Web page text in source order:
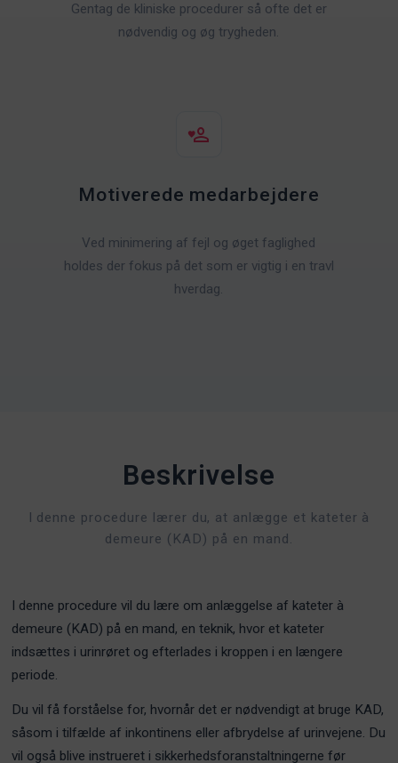
Gentag de kliniske procedurer så ofte det er
nødvendig og øg trygheden.
Motiverede medarbejdere
Ved minimering af fejl og øget faglighed
holdes der fokus på det som er vigtig i en travl
hverdag.
Beskrivelse
I denne procedure lærer du, at anlægge et kateter à
demeure (KAD) på en mand.
I denne procedure vil du lære om anlæggelse af kateter à
demeure (KAD) på en mand, en teknik, hvor et kateter
indsættes i urinrøret og efterlades i kroppen i en længere
periode.
Du vil få forståelse for, hvornår det er nødvendigt at bruge KAD,
såsom i tilfælde af inkontinens eller afbrydelse af urinvejene. Du
vil også blive instrueret i sikkerhedsforanstaltningerne før